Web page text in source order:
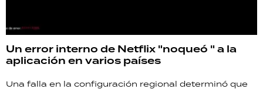
Un error interno de Netflix "noqueó " a la
aplicación en varios países
Una falla en la configuración regional determinó que